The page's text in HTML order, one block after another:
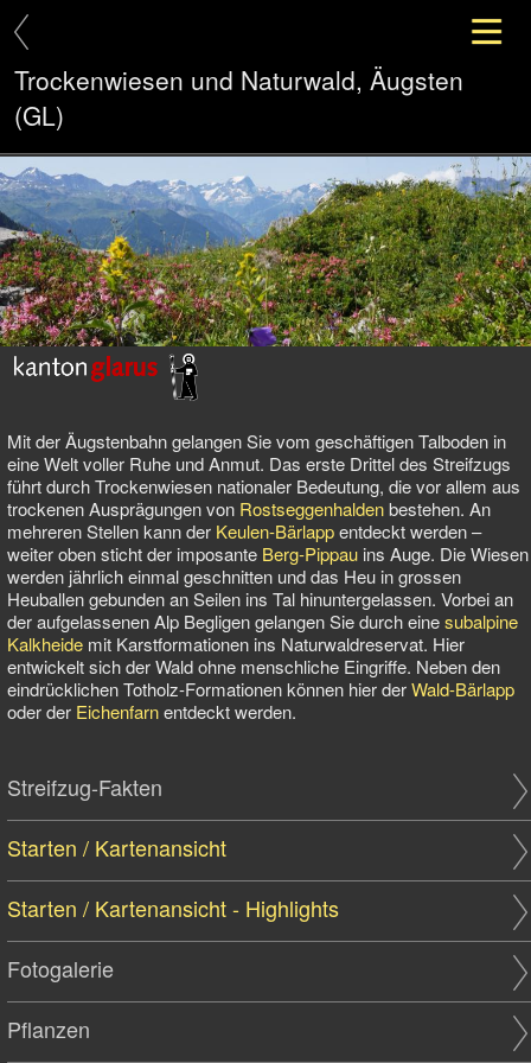
Trockenwiesen und Naturwald, Äugsten
(GL)
Mit der Äugstenbahn gelangen Sie vom geschäftigen Talboden in
eine Welt voller Ruhe und Anmut. Das erste Drittel des Streifzugs
führt durch Trockenwiesen nationaler Bedeutung, die vor allem aus
trockenen Ausprägungen von Rostseggenhaldenbestehen. An
mehreren Stellen kann der Keulen-Bärlappentdeckt werden –
weiter oben sticht der imposante Berg-Pippau ins Auge. Die Wiesen
werden jährlich einmal geschnitten und das Heu in grossen
Heuballen gebunden an Seilen ins Tal hinuntergelassen. Vorbei an
der aufgelassenen Alp Begligen gelangen Sie durch einesubalpine
Kalkheide mit Karstformationen ins Naturwaldreservat. Hier
entwickelt sich der Wald ohne menschliche Eingriffe. Neben den
eindrücklichen Totholz-Formationen können hier derWald-Bärlapp
oder der Eichenfarnentdeckt werden.
Streifzug-Fakten
Starten / Kartenansicht
Starten / Kartenansicht - Highlights
Fotogalerie
Pflanzen